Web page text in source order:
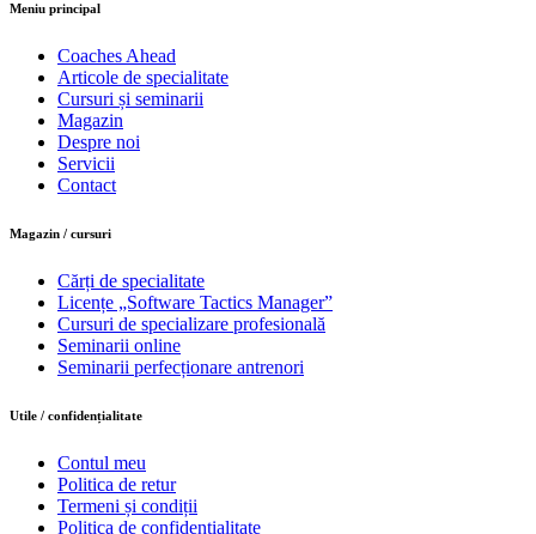
Meniu principal
Coaches Ahead
Articole de specialitate
Cursuri și seminarii
Magazin
Despre noi
Servicii
Contact
Magazin / cursuri
Cărți de specialitate
Licențe „Software Tactics Manager”
Cursuri de specializare profesională
Seminarii online
Seminarii perfecționare antrenori
Utile / confidențialitate
Contul meu
Politica de retur
Termeni și condiții
Politica de confidențialitate